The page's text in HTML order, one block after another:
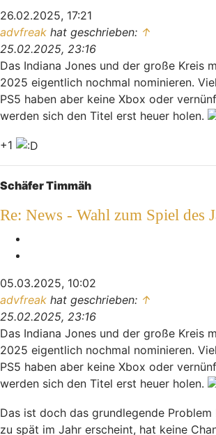
26.02.2025, 17:21
advfreak hat geschrieben: ↑
25.02.2025, 23:16
Das Indiana Jones und der große Kreis
2025 eigentlich nochmal nominieren.
PS5 haben aber keine Xbox oder
werden sich den Titel erst heuer holen.
+1
Nach oben
Schäfer Timmäh
Re: News - Wahl zum Spiel des
05.03.2025, 10:02
advfreak hat geschrieben: ↑
25.02.2025, 23:16
Das Indiana Jones und der große Kreis
2025 eigentlich nochmal nominieren.
PS5 haben aber keine Xbox oder
werden sich den Titel erst heuer holen.
Das ist doch das grundlegende Problem
zu spät im Jahr erscheint, hat keine